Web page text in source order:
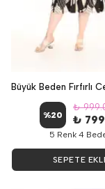
%20
₺
₺
5 Renk 4
SEPETE